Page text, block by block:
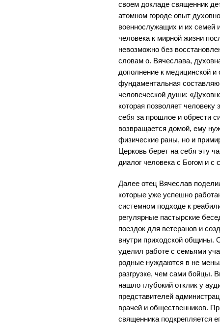
своем докладе священник
атомном городе опыт
военнослужащих и их семей
человека к мирной жизни
невозможно без
словам о. Вячеслава,
дополнение к медицинской
фундаментальная
человеческой души:
которая позволяет
себя за прошлое и обрести
возвращается домой, ему
физические раны, но и
Церковь берет на себя эту
диалог человека с Богом и с
Далее отец Вячеслав
которые уже успешно
системном подходе к
регулярные пастырские
поездок для ветеранов и
внутри приходской общины.
уделил работе с семьями
родные нуждаются в не
разгрузке, чем сами бойцы.
нашло глубокий отклик у
представителей
врачей и общественников.
священника подкрепляется